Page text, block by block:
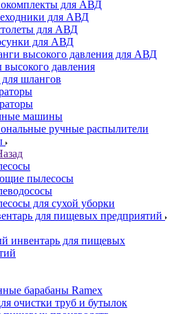
для АВД
для АВД
для АВД
для АВД
высокого давления для АВД
давления
шлангов
машины
ручные распылители
пылесосы
для сухой уборки
для пищевых предприятий
инвентарь для пищевых
барабаны Ramex
очистки труб и бутылок